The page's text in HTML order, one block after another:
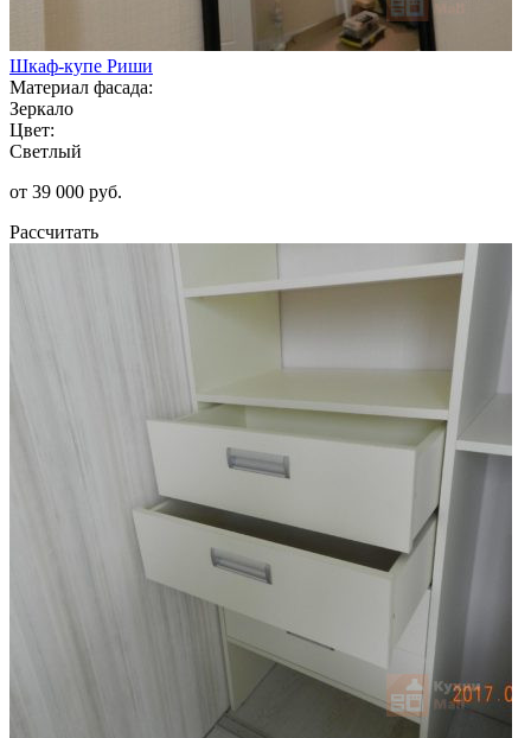
Шкаф-купе Риши
Материал фасада:
Зеркало
Цвет:
Светлый
от 39 000 руб.
Рассчитать